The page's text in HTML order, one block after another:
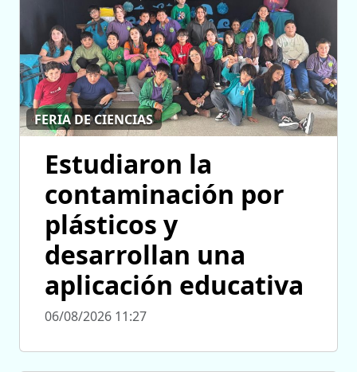
FERIA DE CIENCIAS
Estudiaron la
contaminación por
plásticos y
desarrollan una
aplicación educativa
06/08/2026 11:27